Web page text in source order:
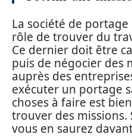
La société de
rôle de trouver du
Ce dernier doit être
puis de négocier des
auprès des
exécuter un portage
choses à faire est
trouver des missions.
vous en saurez